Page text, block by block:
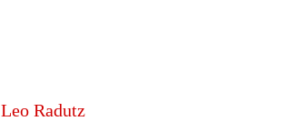
Leo Radutz